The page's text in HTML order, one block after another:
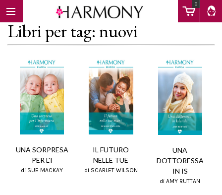
0
EBOOK
Calendario
Libri per tag: nuovi
UNA SORPRESA
PER L'I
di SUE MACKAY
IL FUTURO
NELLE TUE
di SCARLET WILSON
UNA
DOTTORESSA
IN IS
di AMY RUTTAN